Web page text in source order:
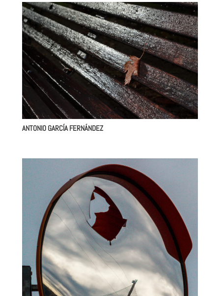
ANTONIO GARCÍA FERNÁNDEZ